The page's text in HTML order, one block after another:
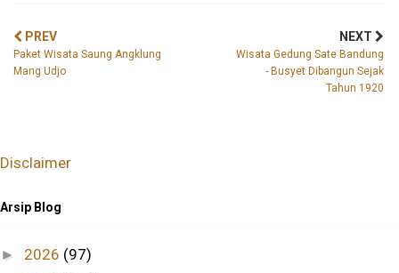
PREV
Paket Wisata Saung Angklung
Mang Udjo
NEXT
Wisata Gedung Sate Bandung
- Busyet Dibangun Sejak
Tahun 1920
Disclaimer
Arsip Blog
► 2026 (97)